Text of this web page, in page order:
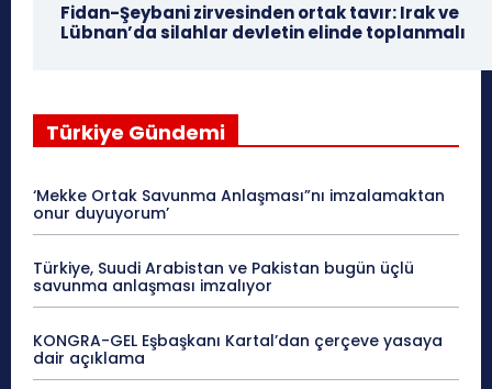
Fidan-Şeybani zirvesinden ortak tavır: Irak ve
Lübnan’da silahlar devletin elinde toplanmalı
Türkiye Gündemi
‘Mekke Ortak Savunma Anlaşması”nı imzalamaktan
onur duyuyorum’
Türkiye, Suudi Arabistan ve Pakistan bugün üçlü
savunma anlaşması imzalıyor
KONGRA-GEL Eşbaşkanı Kartal’dan çerçeve yasaya
dair açıklama